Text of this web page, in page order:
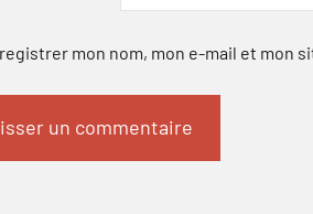
mon nom, mon e-mail et mon